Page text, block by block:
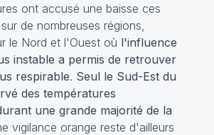
ont accusé une baisse ces
de nombreuses régions,
le Nord et l'Ouest où l'influence
instable a permis de retrouver
respirable. Seul le Sud-Est du
des températures
une grande majorité de la
vigilance orange reste d'ailleurs